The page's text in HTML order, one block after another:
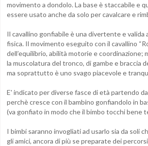
movimento a dondolo. La base è staccabile e
essere usato anche da solo per cavalcare e
Il cavallino gonfiabile è una divertente e valida
fisica. Il movimento eseguito con il cavallino
dell’equilibrio, abilità motorie e coordinazione;
la muscolatura del tronco, di gambe e braccia
ma soprattutto è uno svago piacevole e
E' indicato per diverse fasce di età partendo
perchè cresce con il bambino gonfiandolo in
(va gonfiato in modo che il bimbo tocchi bene
I bimbi saranno invogliati ad usarlo sia da soli
gli amici, ancora di più se preparate dei